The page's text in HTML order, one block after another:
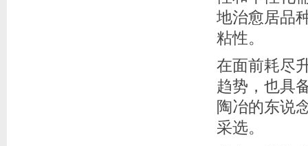
地治愈居品
粘性。
在面前耗尽
趋势，也具
陶冶的东说
采选。